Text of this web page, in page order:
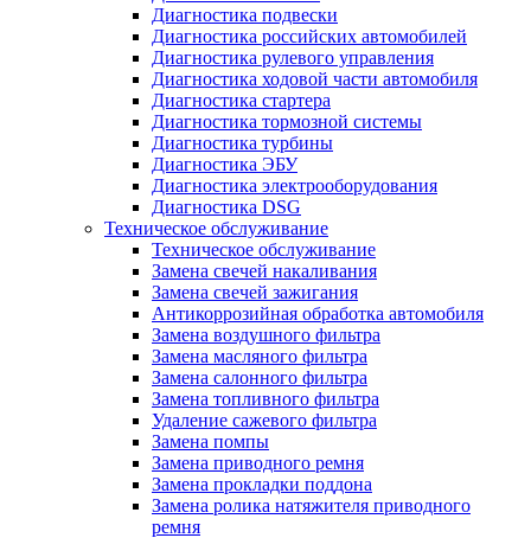
Диагностика подвески
Диагностика российских автомобилей
Диагностика рулевого управления
Диагностика ходовой части автомобиля
Диагностика стартера
Диагностика тормозной системы
Диагностика турбины
Диагностика ЭБУ
Диагностика электрооборудования
Диагностика DSG
Техническое обслуживание
Техническое обслуживание
Замена свечей накаливания
Замена свечей зажигания
Антикоррозийная обработка автомобиля
Замена воздушного фильтра
Замена масляного фильтра
Замена салонного фильтра
Замена топливного фильтра
Удаление сажевого фильтра
Замена помпы
Замена приводного ремня
Замена прокладки поддона
Замена ролика натяжителя приводного
ремня